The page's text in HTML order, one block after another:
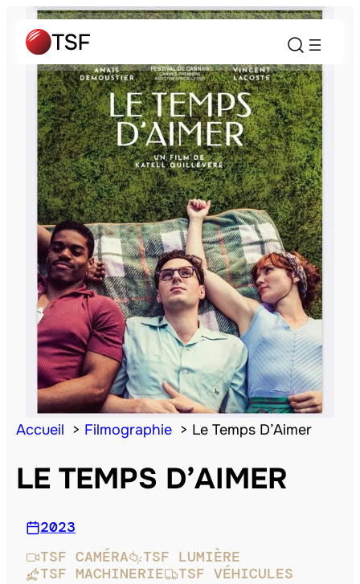
Accueil Filmographie Le Temps D’Aimer
LE TEMPS D’AIMER
2023
TSF CAMÉRA
TSF LUMIÈRE
TSF MACHINERIE
TSF VÉHICULES